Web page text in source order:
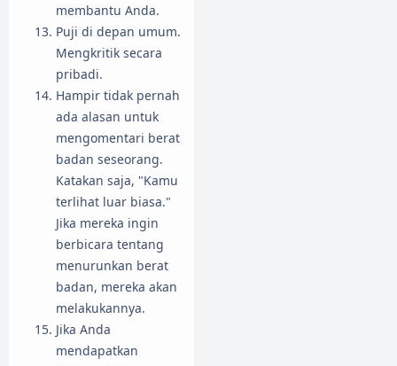
membantu Anda.
Puji di depan umum.
Mengkritik secara
pribadi.
Hampir tidak pernah
ada alasan untuk
mengomentari berat
badan seseorang.
Katakan saja, "Kamu
terlihat luar biasa."
Jika mereka ingin
berbicara tentang
menurunkan berat
badan, mereka akan
melakukannya.
Jika Anda
mendapatkan